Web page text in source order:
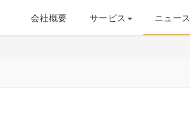
会社概要 サービス ニュース